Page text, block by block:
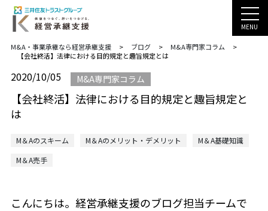
MENU
M&A・事業承継なら経営承継支援 > ブログ > M&A専門家コラム
>
【会社終活】法律における目的規定と趣旨規定とは
2020/10/05 M&A専門家コラム
【会社終活】法律における目的規定と趣旨規定と
は
M＆Aのスキーム M＆Aのメリット・デメリット
M＆A基礎知識
M＆A売手
こんにちは。経営承継支援のブログ担当チームで